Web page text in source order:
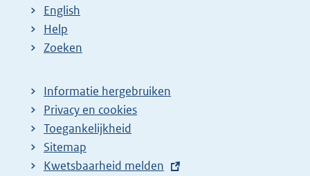
English
Help
Zoeken
Informatie hergebruiken
Privacy en cookies
Toegankelijkheid
Sitemap
E
Kwetsbaarheid melden